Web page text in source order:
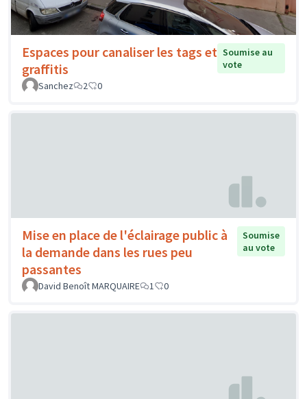
Espaces pour canaliser les tags et
graffitis
Soumise au
vote
Sanchez
2 0
Mise en place de l'éclairage public à
la demande dans les rues peu
passantes
Soumise
au vote
David Benoît MARQUAIRE 1 0